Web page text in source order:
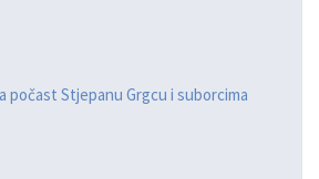
počast Stjepanu Grgcu i suborcima